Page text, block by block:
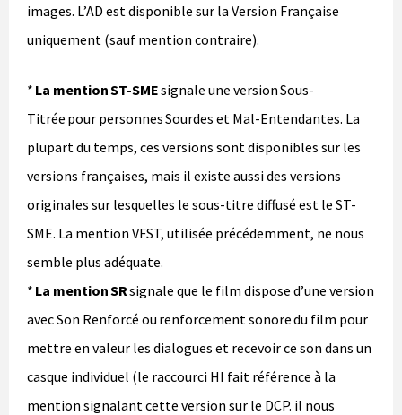
images. L’AD est disponible sur la Version Française
uniquement (sauf mention contraire).
* La mention ST-SMEsignale une version Sous-
Titrée pour personnes Sourdes et Mal-Entendantes. La
plupart du temps, ces versions sont disponibles sur les
versions françaises, mais il existe aussi des versions
originales sur lesquelles le sous-titre diffusé est le ST-
SME. La mention VFST, utilisée précédemment, ne nous
semble plus adéquate.
* La mention SRsignale que le film dispose d’une version
avec Son Renforcé ou renforcement sonore du film pour
mettre en valeur les dialogues et recevoir ce son dans un
casque individuel (le raccourci HI fait référence à la
mention signalant cette version sur le DCP. il nous